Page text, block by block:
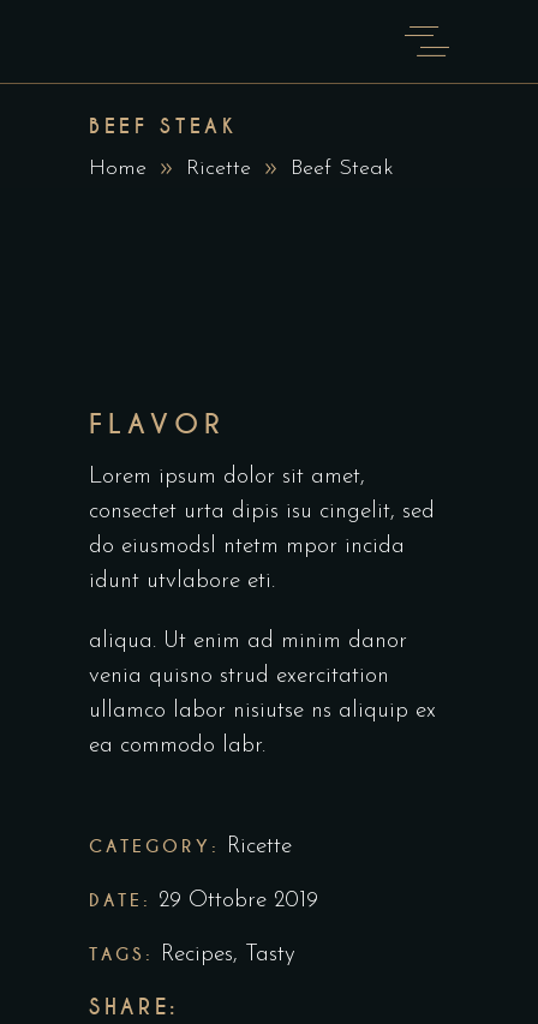
BEEF STEAK
Home Ricette Beef Steak
FLAVOR
Lorem ipsum dolor sit amet,
consectet urta dipis isu cingelit, sed
do eiusmodsl ntetm mpor incida
idunt utvlabore eti.
aliqua. Ut enim ad minim danor
venia quisno strud exercitation
ullamco labor nisiutse ns aliquip ex
ea commodo labr.
CATEGORY: Ricette
DATE: 29 Ottobre 2019
TAGS: Recipes, Tasty
SHARE: